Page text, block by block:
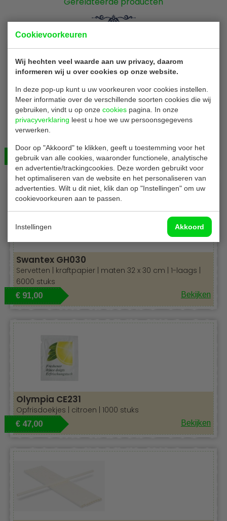
Cookievoorkeuren
Wij hechten veel waarde aan uw privacy, daarom
informeren wij u over cookies op onze website.
In deze pop-up kunt u uw voorkeuren voor cookies instellen.
Meer informatie over de verschillende soorten cookies die wij
gebruiken, vindt u op onze cookies pagina. In onze
privacyverklaring leest u hoe we uw persoonsgegevens
verwerken.
Door op "Akkoord" te klikken, geeft u toestemming voor het
gebruik van alle cookies, waaronder functionele, analytische
en advertentie/trackingcookies. Deze worden gebruikt voor
het optimaliseren van de website en het personaliseren van
advertenties. Wilt u dit niet, klik dan op "Instellingen" om uw
cookievoorkeuren aan te passen.
Instellingen Akkoord
Fiesta CD 901
Houten Fritesvorkjes | Lengte 10 cm | Stevig en Glad
€ 6,50 Bekijken
Swantex GH030
Servetten | kraftpapier | maten 32 x 30 cm | 1-laags |
6000 stuks
€ 91,00 Bekijken
Olympia CE231
Opfrisdoekjes | citroen | 1000 stuks
€ 47,00 Bekijken